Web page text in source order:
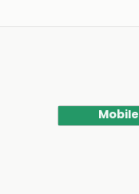
Mobile